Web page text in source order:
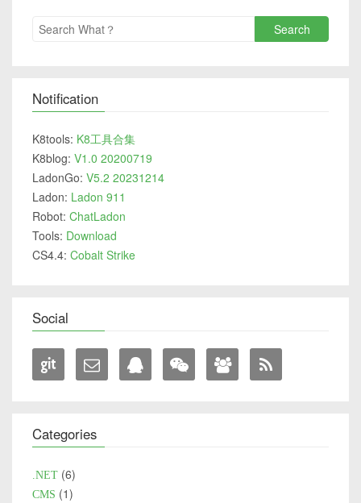
Search
Notification
K8tools: K8工具合集
K8blog: V1.0 20200719
LadonGo: V5.2 20231214
Ladon: Ladon 911
Robot: ChatLadon
Tools: Download
CS4.4: Cobalt Strike
Social
Categories
.NET 6
CMS 1